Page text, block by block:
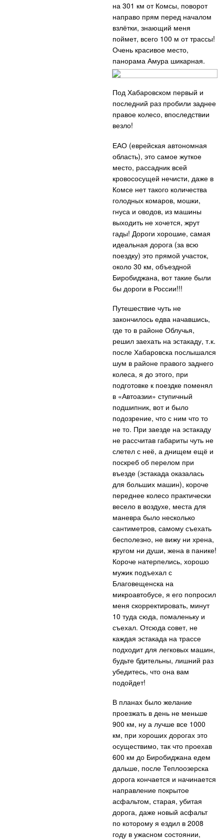
на 301 км от Комсы, поворот
направо прям перед началом
взлётки, знающий меня
поймет, всего 100 м от трассы!
Очень красивое место,
панорама Амура шикарная.
Под Хабаровском первый и
последний раз пробили заднее
правое колесо, впоследствии
везло!
ЕАО (еврейская автономная
область), это самое жуткое
место, рассадник всей
кровососущей нечисти, даже в
Комсе нет такого количества
голодных комаров, мошки,
гнуса и оводов, из машины
выходить не хочется, жрут
гады! Дороги хорошие, самая
идеальная дорога (за всю
поездку) это прямой участок,
около 30 км, объездной
Биробиджана, вот такие были
бы дороги в России!!!
Путешествие чуть не
закончилось едва начавшись,
где то в районе Облучья,
решил заехать на эстакаду, т.к.
после Хабаровска послышался
шум в районе правого заднего
колеса, я до этого, при
подготовке к поездке поменял
в «Автоазии» ступичный
подшипник, вот и было
подозрение, что с ним что то
не то. При заезде на эстакаду
не рассчитав габариты чуть не
слетел с неё, а днищем ещё и
поскреб об перелом при
въезде (эстакада оказалась
для больших машин), короче
переднее колесо практически
весело в воздухе, места для
маневра было несколько
сантиметров, самому съехать
бесполезно, не вижу ни хрена,
кругом ни души, жена в панике!
Короче натерпелись, хорошо
мужик подъехал с
Благовещенска на
микроавтобусе, я его попросил
меня скорректировать, минут
10 туда сюда, помаленьку и
съехал. Отсюда совет, не
каждая эстакада на трассе
подходит для легковых машин,
будьте бдительны, лишний раз
убедитесь, что она вам
подойдет!
В планах было желание
проезжать в день не меньше
900 км, ну а лучше все 1000
км, при хороших дорогах это
осуществимо, так что проехав
600 км до Биробиджана едем
дальше, после Теплоозерска
дорога кончается и начинается
направление покрытое
асфальтом, старая, убитая
дорога, даже новый асфальт
по которому я ездил в 2008
году в ужасном состоянии,